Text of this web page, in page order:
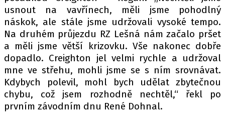
usnout na vavřínech, měli jsme pohodlný
náskok, ale stále jsme udržovali vysoké tempo.
Na druhém průjezdu RZ Lešná nám začalo pršet
a měli jsme větší krizovku. Vše nakonec dobře
dopadlo. Creighton jel velmi rychle a udržoval
mne ve střehu, mohli jsme se s ním srovnávat.
Kdybych polevil, mohl bych udělat zbytečnou
chybu, což jsem rozhodně nechtěl,“ řekl po
prvním závodním dnu René Dohnal.